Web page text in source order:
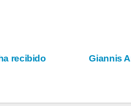
Giannis
recibido